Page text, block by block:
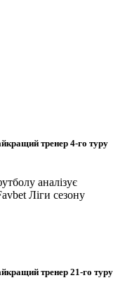
тренер 4-го туру
аналізує
Ліги сезону
тренер 21-го туру